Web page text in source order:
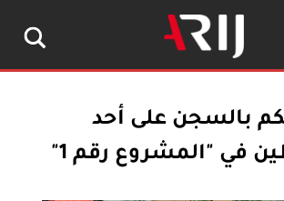
بالسجن على أحد
في "المشروع رقم 1"